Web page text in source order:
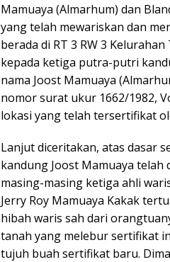
Mamuaya (Almarhum) dan
yang telah mewariskan dan
berada di RT 3 RW 3
kepada ketiga putra-putri
nama Joost Mamuaya
nomor surat ukur 1662/1982,
lokasi yang telah tersertifikat
Lanjut diceritakan, atas dasar
kandung Joost Mamuaya
masing-masing ketiga ahli
Jerry Roy Mamuaya Kakak
hibah waris sah dari
tanah yang melebur sertifikat
tujuh buah sertifikat baru.